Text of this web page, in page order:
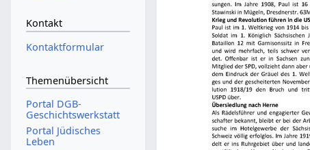
Kontakt
Kontaktformular
Themenübersicht
Portal DGB-
Geschichtswerkstatt
Portal Jüdisches
Leben